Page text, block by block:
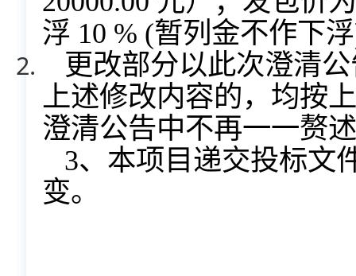
浮 10 % (暂列金不作下
更改部分以此次澄清
上述修改内容的，均按
澄清公告中不再一一赘
3、 本项目递交投标文
变。